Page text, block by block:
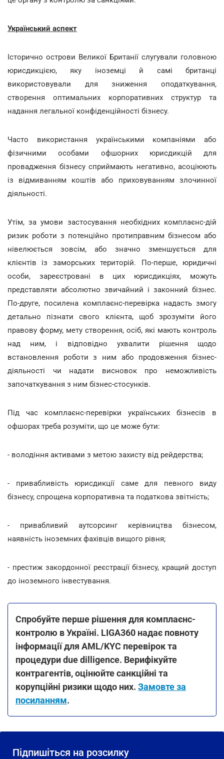
Український аспект
Історично острови Великої Британії слугували головною
юрисдикцією, яку іноземці й самі британці
використовували для зниження оподаткування,
створення оптимальних корпоративних структур та
надання легальної конфіденційності бізнесу.
Часто використання українськими компаніями або
фізичними особами офшорних юрисдикцій для
провадження бізнесу сприймають негативно, асоціюють
із відмиванням коштів або приховуванням злочинної
діяльності.
Утім, за умови застосування необхідних комплаєнс-дій
ризик роботи з потенційно протиправним бізнесом або
нівелюється зовсім, або значно зменшується для
клієнтів із заморських територій. По-перше, юридичні
особи, зареєстровані в цих юрисдикціях, можуть
представляти абсолютно звичайний і законний бізнес.
По-друге, посилена комплаєнс-перевірка надасть змогу
детально пізнати свого клієнта, щоб зрозуміти його
правову форму, мету створення, осіб, які мають контроль
над ним, і відповідно ухвалити рішення щодо
встановлення роботи з ним або продовження бізнес-
діяльності чи надати висновок про неможливість
започаткування з ним бізнес-стосунків.
Під час комплаєнс-перевірки українських бізнесів в
офшорах треба розуміти, що це може бути:
- володіння активами з метою захисту від рейдерства;
- привабливість юрисдикції саме для певного виду
бізнесу, спрощена корпоративна та податкова звітність;
- привабливий аутсорсинг керівництва бізнесом,
наявність іноземних фахівців вищого рівня;
- престиж закордонної реєстрації бізнесу, кращий доступ
до іноземного інвестування.
Спробуйте перше рішення для комплаєнс-
контролю в Україні. LIGA360 надає повноту
інформації для AML/KYC перевірок та
процедури due dilligence. Верифікуйте
контрагентів, оцінюйте санкційні та
корупційні ризики щодо них. Замовте за
посиланням.
Підпишіться на розсилку